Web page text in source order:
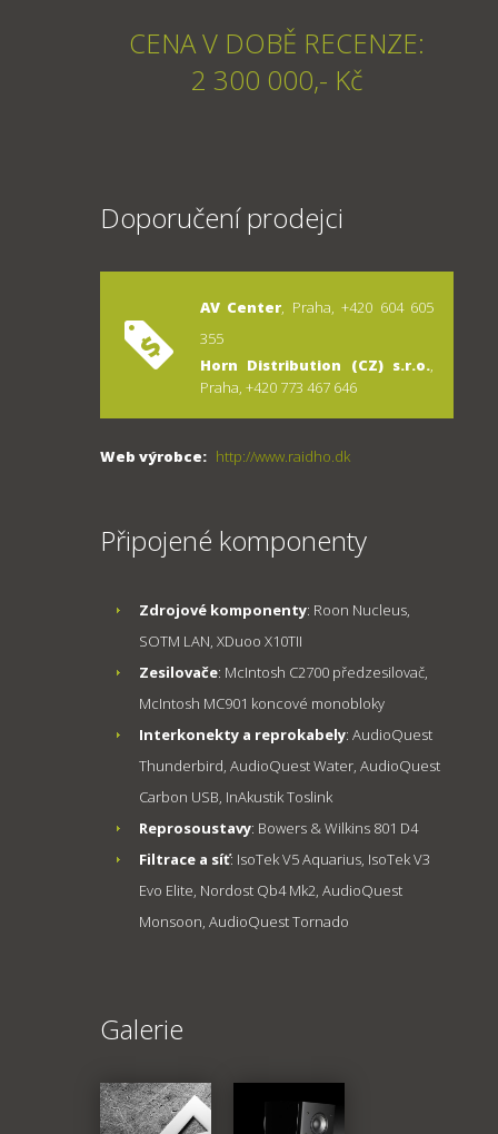
CENA V DOBĚ RECENZE:
2 300 000,- Kč
Doporučení prodejci
AV Center, Praha, +420 604 605
355
Horn Distribution (CZ) s.r.o.,
Praha, +420 773 467 646
Web výrobce: http://www.raidho.dk
Připojené komponenty
Zdrojové komponenty: Roon Nucleus,
SOTM LAN, XDuoo X10TII
Zesilovače: McIntosh C2700 předzesilovač,
McIntosh MC901 koncové monobloky
Interkonekty a reprokabely: AudioQuest
Thunderbird, AudioQuest Water, AudioQuest
Carbon USB, InAkustik Toslink
Reprosoustavy: Bowers & Wilkins 801 D4
Filtrace a síť: IsoTek V5 Aquarius, IsoTek V3
Evo Elite, Nordost Qb4 Mk2, AudioQuest
Monsoon, AudioQuest Tornado
Galerie